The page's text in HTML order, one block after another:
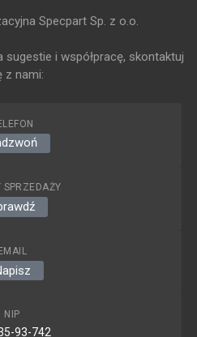
Specpart Sp. z o.o.
i współpracę, skontaktuj
z nami:
SPRZEDAŻY
NIP
93-742